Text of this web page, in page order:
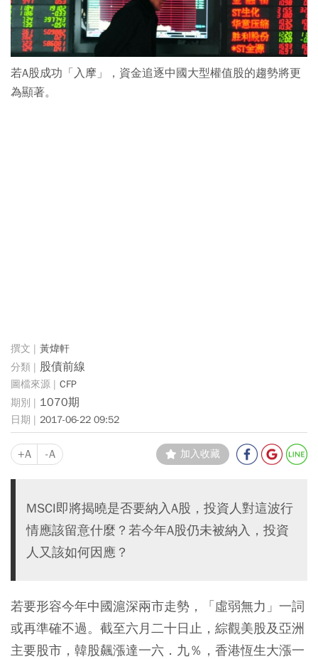
若A股成功「入摩」，資金追逐中國大型權值股的趨勢將更
為顯著。
黃煒軒
股債前線
CFP
1070期
2017-06-22 09:52
+A -A 加入收藏
MSCI即將揭曉是否要納入A股，投資人對這波行
情應該留意什麼？若今年A股仍未被納入，投資
人又該如何因應？
若要形容今年中國滬深兩市走勢，「虛弱無力」一詞
或再準確不過。截至六月二十日止，綜觀美股及亞洲
主要股市，韓股飆漲達一六．九％，香港恆生大漲一